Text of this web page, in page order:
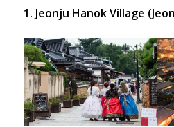
1. Jeonju Hanok Village